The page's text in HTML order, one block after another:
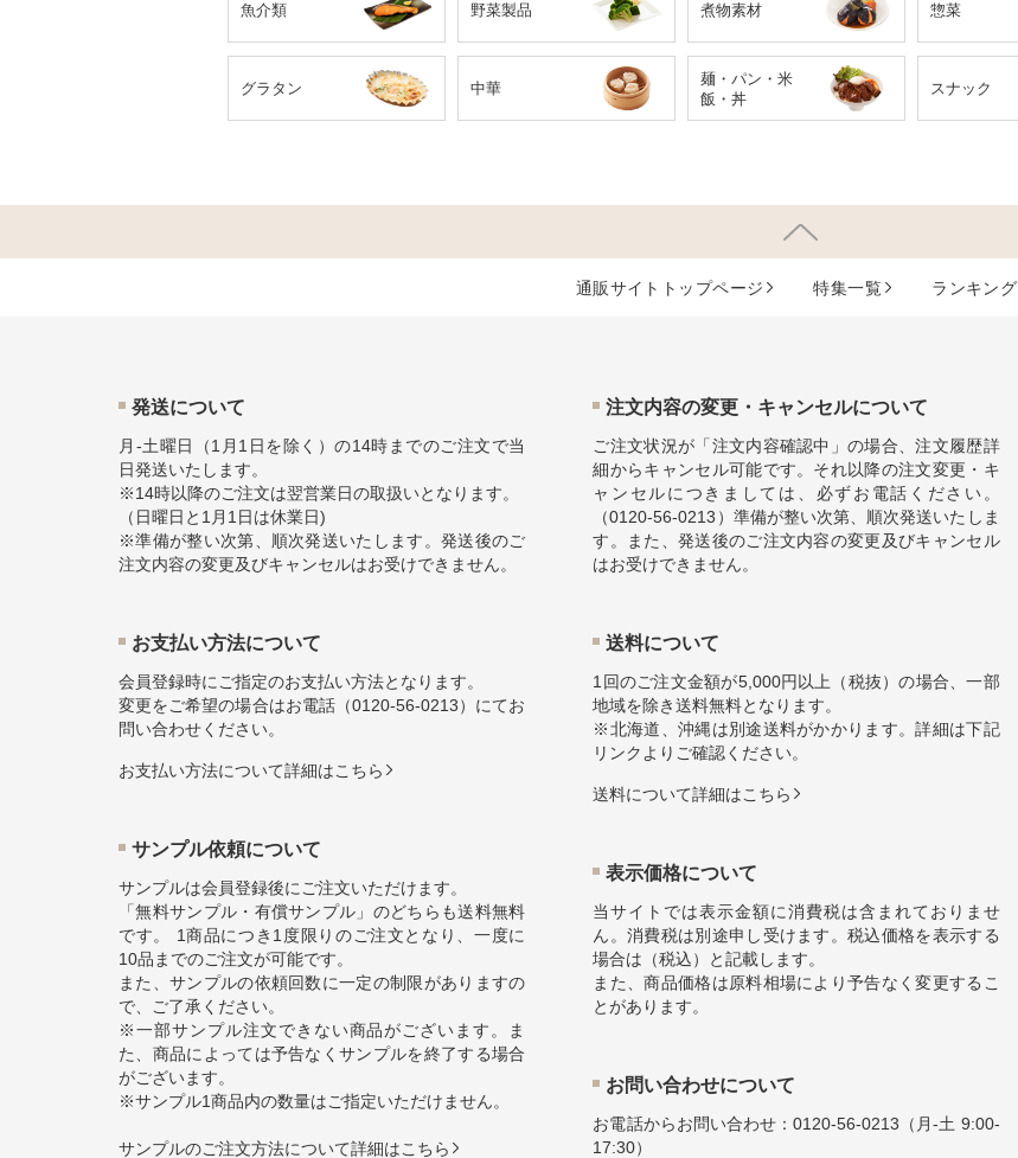
魚介類 野菜製品 煮物素材 惣菜
グラタン 中華
麺・パン・米
飯・丼
スナック
通販サイトトップページ 特集⼀覧 ランキング
発送について
月-土曜日（1月1日を除く）の14時までのご注文で当
日発送いたします。
※14時以降のご注文は翌営業日の取扱いとなります。
（日曜日と1月1日は休業日)
※準備が整い次第、順次発送いたします。発送後のご
注文内容の変更及びキャンセルはお受けできません。
お⽀払い⽅法について
会員登録時にご指定のお支払い方法となります。
変更をご希望の場合はお電話（0120-56-0213）にてお
問い合わせください。
お⽀払い⽅法について詳細はこちら
サンプル依頼について
サンプルは会員登録後にご注文いただけます。
「無料サンプル・有償サンプル」のどちらも送料無料
です。 1商品につき1度限りのご注文となり、一度に
10品までのご注文が可能です。
また、サンプルの依頼回数に一定の制限がありますの
で、ご了承ください。
※一部サンプル注文できない商品がございます。ま
た、商品によっては予告なくサンプルを終了する場合
がございます。
※サンプル1商品内の数量はご指定いただけません。
サンプルのご注文方法について詳細はこちら
注⽂内容の変更・キャンセルについて
ご注文状況が「注文内容確認中」の場合、注文履歴詳
細からキャンセル可能です。それ以降の注文変更・キ
ャンセルにつきましては、必ずお電話ください。
（0120-56-0213 ）準備が整い次第、順次発送いたしま
す。また、発送後のご注文内容の変更及びキャンセル
はお受けできません。
送料について
1回のご注文金額が5,000円以上（税抜）の場合、一部
地域を除き送料無料となります。
※北海道、沖縄は別途送料がかかります。詳細は下記
リンクよりご確認ください。
送料について詳細はこちら
表示価格について
当サイトでは表示金額に消費税は含まれておりませ
ん。消費税は別途申し受けます。税込価格を表示する
場合は（税込）と記載します。
また、商品価格は原料相場により予告なく変更するこ
とがあります。
お問い合わせについて
お電話からお問い合わせ：0120-56-0213 （月-土 9:00-
17:30）